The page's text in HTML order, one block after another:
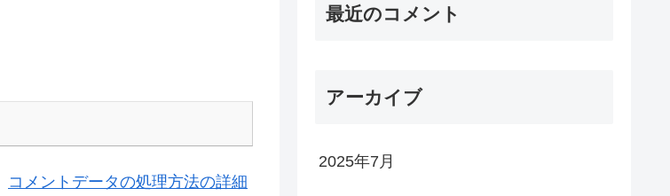
コメントデータの処理方法の詳細
最近のコメント
アーカイブ
2025年7月